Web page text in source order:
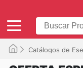
Catálogos de